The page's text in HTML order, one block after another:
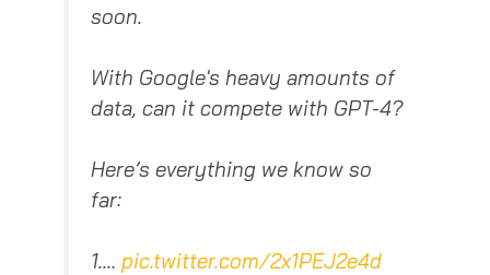
soon.
With Google's heavy amounts of
data, can it compete with GPT-4?
Here’s everything we know so
far:
1.…pic.twitter.com/2x1PEJ2e4d